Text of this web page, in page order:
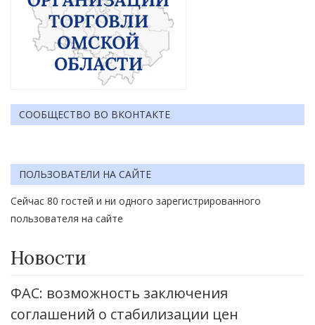
СООБЩЕСТВО ВО ВКОНТАКТЕ
ПОЛЬЗОВАТЕЛИ НА САЙТЕ
Сейчас 80 гостей и ни одного зарегистрированного
пользователя на сайте
Новости
ФАС: возможность заключения
соглашений о стабилизации цен